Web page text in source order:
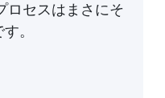
ロセスはまさにそ
。